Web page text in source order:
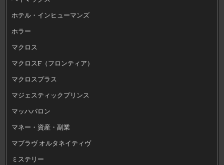
ホテル・インヒューマンズ
ホラー
マクロス
マクロスF（フロンティア）
マクロスプラス
マジェスティックプリンス
マッハバロン
マネー・資産・副業
マブラヴ オルタネイティヴ
ミステリー